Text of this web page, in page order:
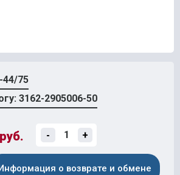
44/75
3162-2905006-50
руб. - +
о возврате и обмене